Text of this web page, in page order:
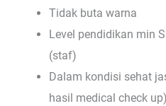
Tidak buta warna
Level pendidikan min
(staf)
Dalam kondisi sehat
hasil medical check up)